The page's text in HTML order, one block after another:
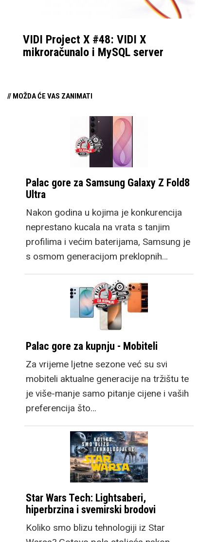
VIDI Project X #48: VIDI X
mikroračunalo i MySQL server
// MOŽDA ĆE VAS ZANIMATI
Palac gore za Samsung Galaxy Z Fold8
Ultra
Nakon godina u kojima je konkurencija
neprestano kucala na vrata s tanjim
profilima i većim baterijama, Samsung je
s osmom generacijom preklopnih…
Palac gore za kupnju - Mobiteli
Za vrijeme ljetne sezone već su svi
mobiteli aktualne generacije na tržištu te
je više-manje samo pitanje cijene i vaših
preferencija što…
Star Wars Tech: Lightsaberi,
hiperbrzina i svemirski brodovi
Koliko smo blizu tehnologiji iz Star